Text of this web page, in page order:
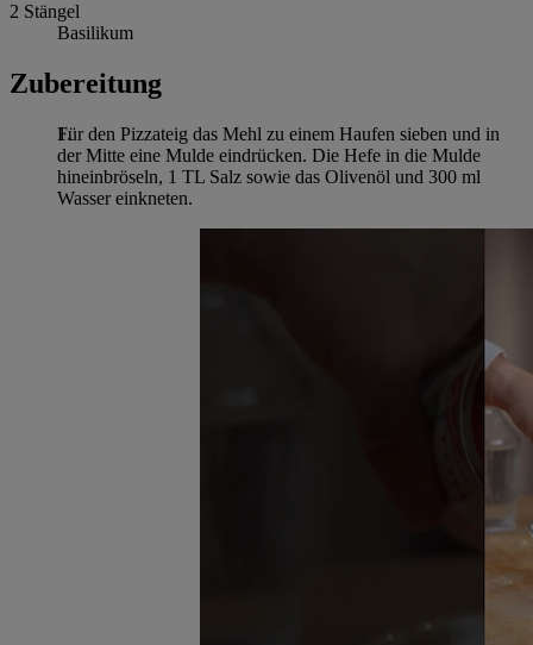
2 Stängel
Basilikum
Zubereitung
Für den Pizzateig das Mehl zu einem Haufen sieben und in
der Mitte eine Mulde eindrücken. Die Hefe in die Mulde
hineinbröseln, 1 TL Salz sowie das Olivenöl und 300 ml
Wasser einkneten.